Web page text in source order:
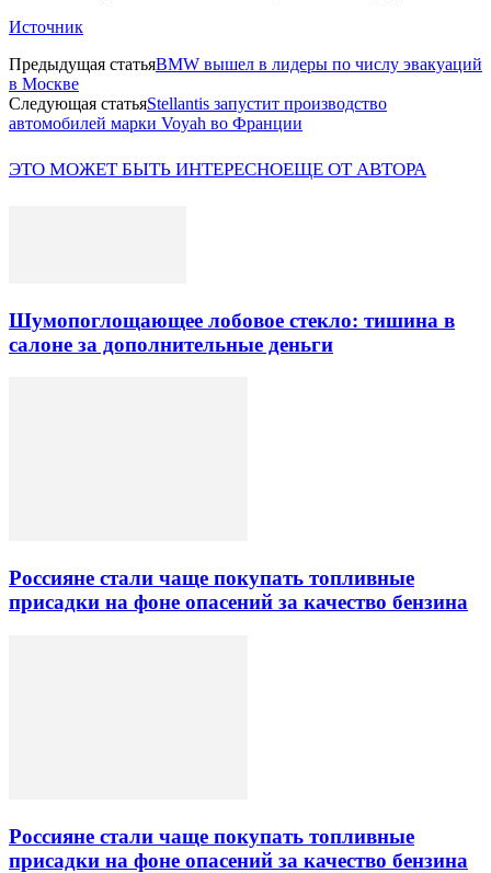
Источник
Предыдущая статьяBMW вышел в лидеры по числу эвакуаций
в Москве
Следующая статьяStellantis запустит производство
автомобилей марки Voyah во Франции
ЭТО МОЖЕТ БЫТЬ ИНТЕРЕСНОЕЩЕ ОТ АВТОРА
Шумопоглощающее лобовое стекло: тишина в
салоне за дополнительные деньги
Россияне стали чаще покупать топливные
присадки на фоне опасений за качество бензина
Россияне стали чаще покупать топливные
присадки на фоне опасений за качество бензина